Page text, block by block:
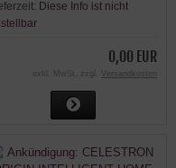
Diese Info ist nicht
0,00 EUR
exkl. MwSt. zzgl. Versandkosten